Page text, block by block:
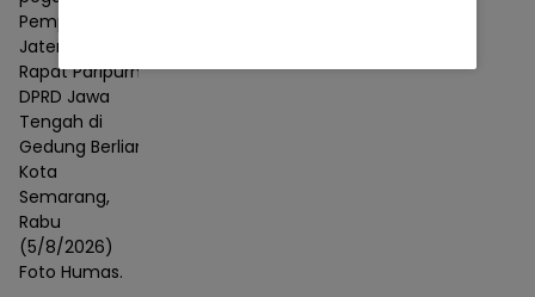
Pemprov
Jateng dalam
Rapat Paripurna
DPRD Jawa
Tengah di
Gedung Berlian,
Kota
Semarang,
Rabu
(5/8/2026)
Foto Humas.